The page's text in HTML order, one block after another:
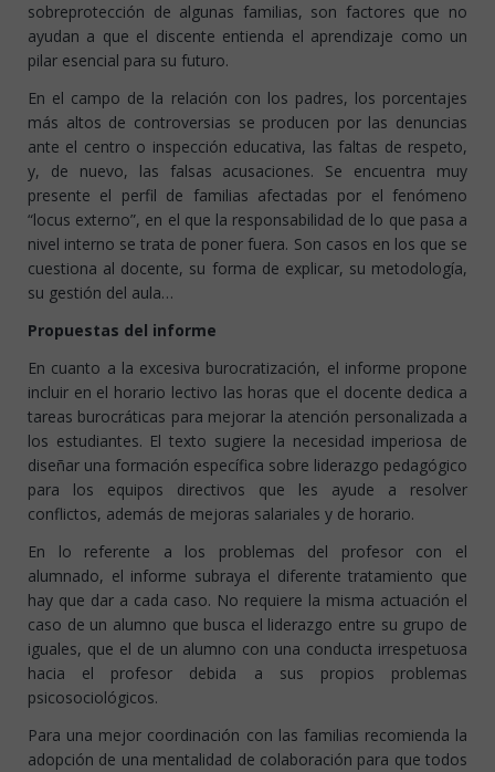
sobreprotección de algunas familias, son factores que no
ayudan a que el discente entienda el aprendizaje como un
pilar esencial para su futuro.
En el campo de la relación con los padres, los porcentajes
más altos de controversias se producen por las denuncias
ante el centro o inspección educativa, las faltas de respeto,
y, de nuevo, las falsas acusaciones. Se encuentra muy
presente el perfil de familias afectadas por el fenómeno
“locus externo”, en el que la responsabilidad de lo que pasa a
nivel interno se trata de poner fuera. Son casos en los que se
cuestiona al docente, su forma de explicar, su metodología,
su gestión del aula…
Propuestas del informe
En cuanto a la excesiva burocratización, el informe propone
incluir en el horario lectivo las horas que el docente dedica a
tareas burocráticas para mejorar la atención personalizada a
los estudiantes. El texto sugiere la necesidad imperiosa de
diseñar una formación específica sobre liderazgo pedagógico
para los equipos directivos que les ayude a resolver
conflictos, además de mejoras salariales y de horario.
En lo referente a los problemas del profesor con el
alumnado, el informe subraya el diferente tratamiento que
hay que dar a cada caso. No requiere la misma actuación el
caso de un alumno que busca el liderazgo entre su grupo de
iguales, que el de un alumno con una conducta irrespetuosa
hacia el profesor debida a sus propios problemas
psicosociológicos.
Para una mejor coordinación con las familias recomienda la
adopción de una mentalidad de colaboración para que todos